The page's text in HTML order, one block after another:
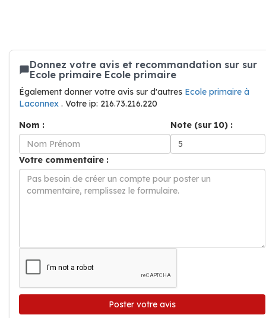
Donnez votre avis et recommandation sur sur
Ecole primaire Ecole primaire
Également donner votre avis sur d'autres Ecole primaire à
Laconnex . Votre ip: 216.73.216.220
Nom :
Note (sur 10) :
Votre commentaire :
Poster votre avis